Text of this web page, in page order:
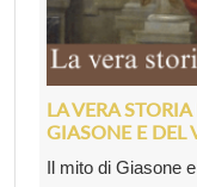
LA VERA
GIASONE E DEL
Il mito di Giasone